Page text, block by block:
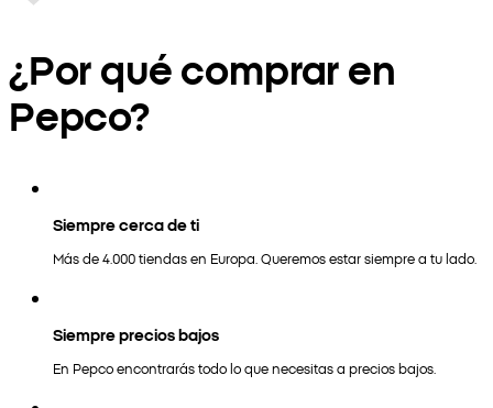
¿Por qué comprar en
Pepco?
Siempre cerca de ti
Más de 4.000 tiendas en Europa. Queremos estar siempre a tu lado.
Siempre precios bajos
En Pepco encontrarás todo lo que necesitas a precios bajos.